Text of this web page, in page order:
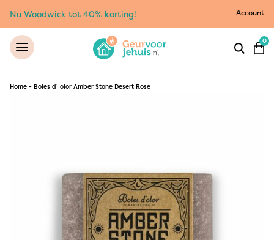
Nu Woodwick tot 40% korting! Account
0
Home - Boles d’ olor Amber Stone Desert Rose